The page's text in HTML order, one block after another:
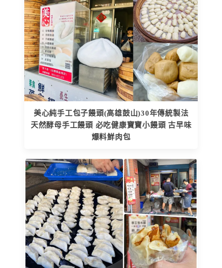
美心純手工包子饅頭(高雄鼓山)30年傳統製法
天然酵母手工饅頭 必吃健康寶寶小饅頭 古早味
爆料鮮肉包